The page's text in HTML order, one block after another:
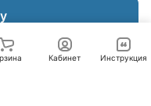
Кабинет Инструкция